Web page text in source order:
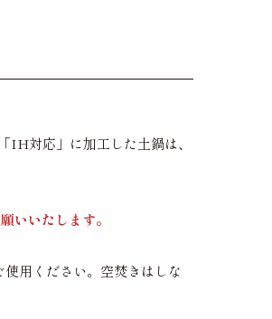
対応」に加工した土鍋は、
いいたします。
用ください。空焚きはしな